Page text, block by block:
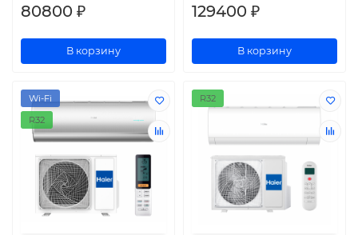
80800 ₽
В корзину
129400 ₽
В корзину
Wi-Fi
R32
R32